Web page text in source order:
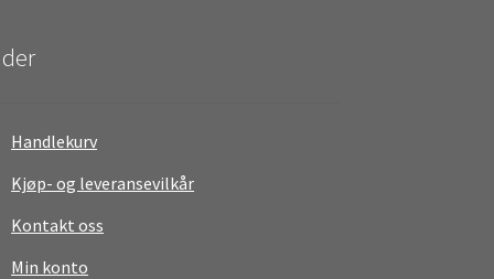
Handlekurv
Kjøp- og leveransevilkår
Kontakt oss
Min konto